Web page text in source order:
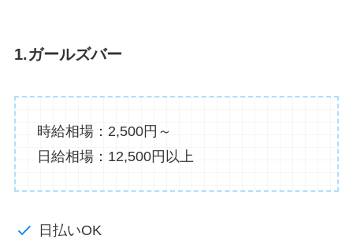
1.ガールズバー
時給相場：2,500円～
日給相場：12,500円以上
日払いOK